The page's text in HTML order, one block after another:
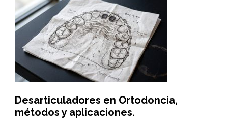
Desarticuladores en Ortodoncia,
métodos y aplicaciones.